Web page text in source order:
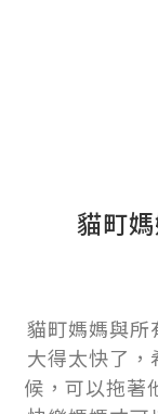
貓町
貓町媽媽與所
大得太快了
候，可以拖著